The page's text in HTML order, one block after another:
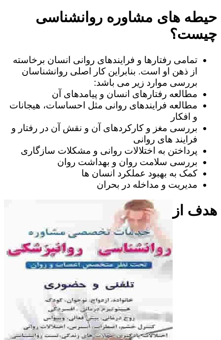
حیطه های مشاوره روانشناسی
چیست؟
تمامی رفتارها و فرایندهای روانی انسان برخاسته
از ذهن او است. بنابراین کار اصلی روانشناسان
بررسی موارد زیر می باشد:
مطالعه رفتارهای انسان و پیامدهای آن
مطالعه فرایندهای روانی مثل احساسات، هیجانات
و افکار
بررسی مغز و کارکردهای آن و نقش آن در رفتار و
فرایند های روانی
پرداختن به اختلالات روانی و مشکلات سازگاری
بررسی سلامت روان و بهداشت روان
کمک به بهبود عملکرد انسان ها
مدیریت و مداخله در بحران
هدف از